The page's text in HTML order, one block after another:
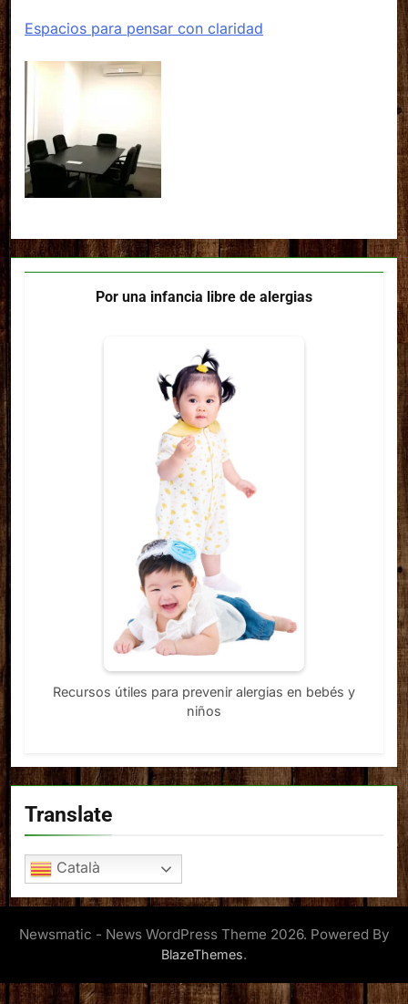
Espacios para pensar con claridad
Por una infancia libre de alergias
Recursos útiles para prevenir alergias en bebés y
niños
Translate
Català
Newsmatic - News WordPress Theme 2026. Powered By
BlazeThemes.